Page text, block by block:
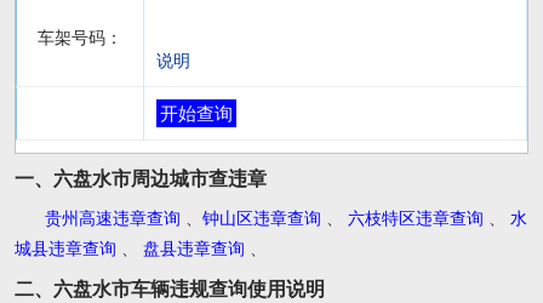
车架号码：
说明
开始查询
一、六盘水市周边城市查违章
贵州高速违章查询 钟山区违章查询 六枝特区违章查询
水
城县违章查询
盘县违章查询
二、六盘水市车辆违规查询使用说明